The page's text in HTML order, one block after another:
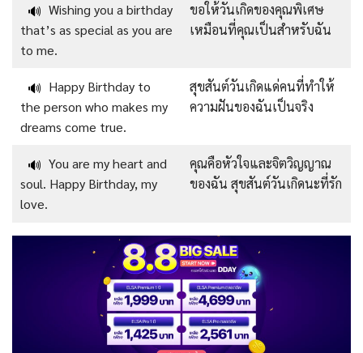
🔊 Wishing you a birthday
that’s as special as you are
to me.
ขอให้วันเกิดของคุณพิเศษ
เหมือนที่คุณเป็นสำหรับฉัน
🔊 Happy Birthday to
the person who makes my
dreams come true.
สุขสันต์วันเกิดแด่คนที่ทำให้
ความฝันของฉันเป็นจริง
🔊 You are my heart and
soul. Happy Birthday, my
love.
คุณคือหัวใจและจิตวิญญาณ
ของฉัน สุขสันต์วันเกิดนะที่รัก